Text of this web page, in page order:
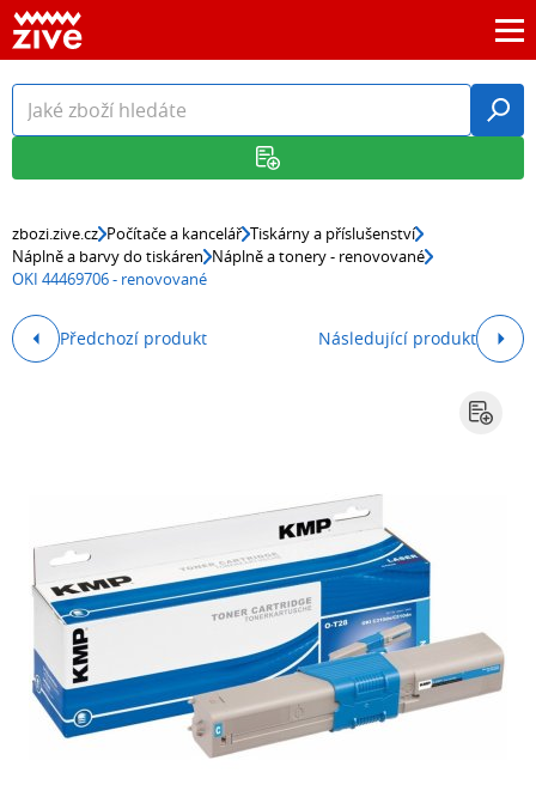
zbozi.zive.cz Počítače a kancelář Tiskárny a příslušenství
Náplně a barvy do tiskáren Náplně a tonery - renovované
OKI 44469706 - renovované
Předchozí produkt Následující produkt